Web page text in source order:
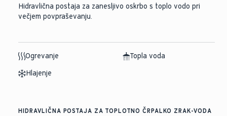
Hidravlična postaja za zanesljivo oskrbo s toplo vodo pri
večjem povpraševanju.
Ogrevanje
Topla voda
Hlajenje
HIDRAVLIČNA POSTAJA ZA TOPLOTNO ČRPALKO ZRAK-VODA